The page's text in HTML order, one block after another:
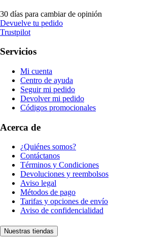
30 días para cambiar de opinión
Devuelve tu pedido
Trustpilot
Servicios
Mi cuenta
Centro de ayuda
Seguir mi pedido
Devolver mi pedido
Códigos promocionales
Acerca de
¿Quiénes somos?
Contáctanos
Términos y Condiciones
Devoluciones y reembolsos
Aviso legal
Métodos de pago
Tarifas y opciones de envío
Aviso de confidencialidad
Nuestras tiendas